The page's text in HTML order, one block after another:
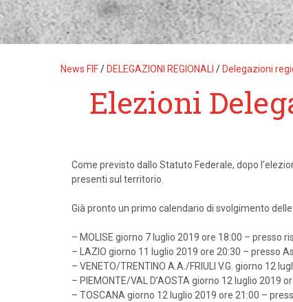
News FIF/ DELEGAZIONI REGIONALI / Delegazioni
Elezioni
Come previsto dallo Statuto Federale, dopo
presenti sul territorio.
Già pronto un primo calendario di svolgimento
– MOLISE giorno 7 luglio 2019 ore 18:00 – presso
– LAZIO giorno 11 luglio 2019 ore 20:30 – presso
– VENETO/TRENTINO A.A./FRIULI V.G. giorno 12
– PIEMONTE/VAL D’AOSTA giorno 12 luglio 2019
– TOSCANA giorno 12 luglio 2019 ore 21:00 –